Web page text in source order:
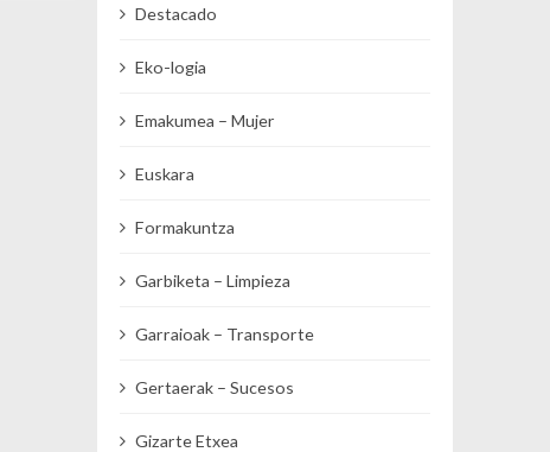
Destacado
Eko-logia
Emakumea – Mujer
Euskara
Formakuntza
Garbiketa – Limpieza
Garraioak – Transporte
Gertaerak – Sucesos
Gizarte Etxea